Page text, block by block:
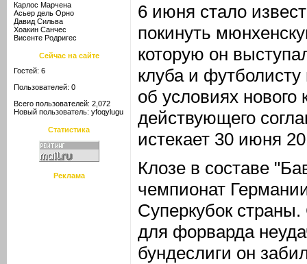
Карлос Марчена
Асьер дель Орно
Давид Сильва
Хоакин Санчес
Висенте Родригес
Сейчас на сайте
Гостей: 6
Пользователей: 0
Всего пользователей: 2,072
Новый пользователь: yfoqylugu
Статистика
Реклама
6 июня стало
покинуть
которую он
клуба и футболисту
об условиях нового
действующего
истекает 30 июня
Клозе в составе
чемпионат
Суперкубок
для форварда
бундеслиги он